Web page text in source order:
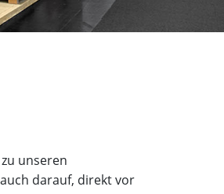
unseren
darauf, direkt vor